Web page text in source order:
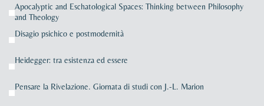
Apocalyptic and Eschatological Spaces: Thinking between Philosophy
and Theology
Disagio psichico e postmodernità
Heidegger: tra esistenza ed essere
Pensare la Rivelazione. Giornata di studi con J.-L. Marion